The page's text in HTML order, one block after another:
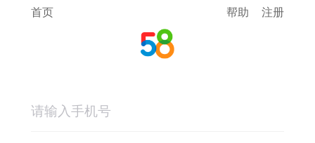
首页 帮助 注册